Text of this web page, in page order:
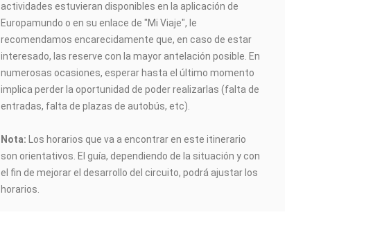
actividades estuvieran disponibles en la aplicación de
Europamundo o en su enlace de "Mi Viaje", le
recomendamos encarecidamente que, en caso de estar
interesado, las reserve con la mayor antelación posible. En
numerosas ocasiones, esperar hasta el último momento
implica perder la oportunidad de poder realizarlas (falta de
entradas, falta de plazas de autobús, etc).
Nota: Los horarios que va a encontrar en este itinerario
son orientativos. El guía, dependiendo de la situación y con
el fin de mejorar el desarrollo del circuito, podrá ajustar los
horarios.